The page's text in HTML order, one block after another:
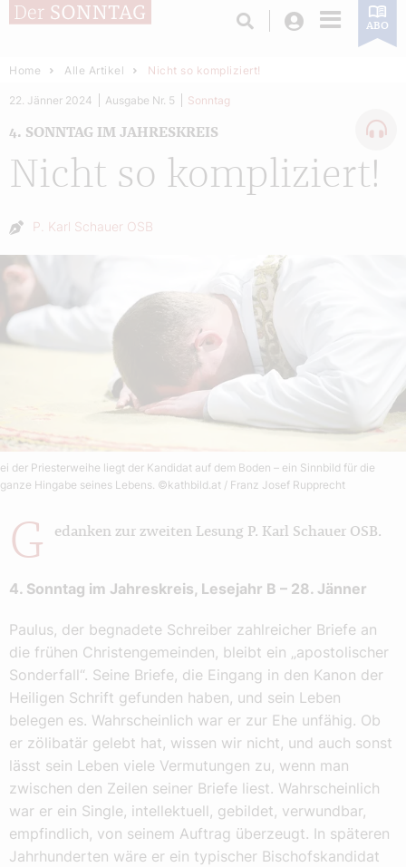
Login ABO
Home Alle Artikel Nicht so kompliziert!
Nicht so kompliziert!
4. SONNTAG IM JAHRESKREIS
22. Jänner 2024 Ausgabe Nr. 5 Sonntag
Autor:
P. Karl Schauer OSB
ei der Priesterweihe liegt der Kandidat auf dem Boden – ein Sinnbild für die
ganze Hingabe seines Lebens. ©kathbild.at / Franz Josef Rupprecht
G edanken zur zweiten Lesung P. Karl Schauer OSB.
4. Sonntag im Jahreskreis, Lesejahr B – 28. Jänner
Paulus, der begnadete Schreiber zahlreicher Briefe an
die frühen Christengemeinden, bleibt ein „apostolischer
Sonderfall“. Seine Briefe, die Eingang in den Kanon der
Heiligen Schrift gefunden haben, und sein Leben
belegen es. Wahrscheinlich war er zur Ehe unfähig. Ob
er zölibatär gelebt hat, wissen wir nicht, und auch sonst
lässt sein Leben viele Vermutungen zu, wenn man
zwischen den Zeilen seiner Briefe liest. Wahrscheinlich
war er ein Single, intellektuell, gebildet, verwundbar,
empfindlich, von seinem Auftrag überzeugt. In späteren
Jahrhunderten wäre er ein typischer Bischofskandidat